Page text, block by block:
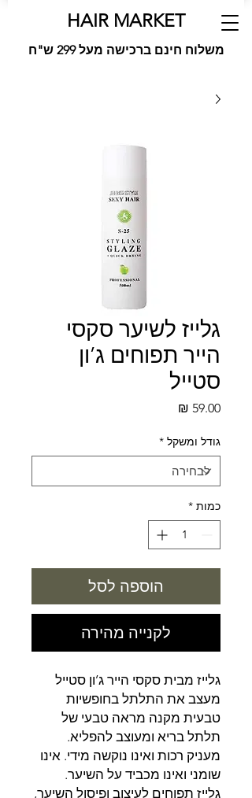
HAIR MARKET
משלוח חינם ברכישה מעל 299 ש"ח
גלייז לשיער סקסי
הייר תפוחים ג’ון
סטייל
גודל ומשקל *
כמות *
הוספה לסל
לקנייה מהירה
גלייז מבית סקסי הייר ג’ון סטייל
מעצב את התלתל בחופשיות
טבעית מקנה מראה טבעי של
תלתל בריא ומעוצב להפליא.
מעניק רכות ואינו נוקשה מידי. אינו
שומני ואינו מכביד על השיער.
גלייז תפוחים לעיצוב ופיסול השיער,